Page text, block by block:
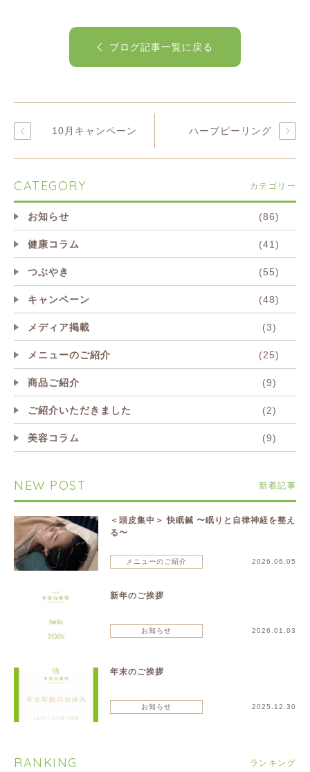
ブログ記事一覧に戻る
10月キャンペーン ハーブピーリング
CATEGORY カテゴリー
お知らせ (86)
健康コラム (41)
つぶやき (55)
キャンペーン (48)
メディア掲載 (3)
メニューのご紹介 (25)
商品ご紹介 (9)
ご紹介いただきました (2)
美容コラム (9)
NEW POST 新着記事
＜頭皮集中＞ 快眠鍼 〜眠りと自律神経を整え
る〜
メニューのご紹介 2026.06.05
新年のご挨拶
お知らせ 2026.01.03
年末のご挨拶
お知らせ 2025.12.30
RANKING ランキング